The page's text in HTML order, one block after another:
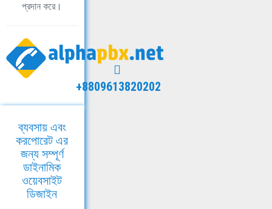
প্রদান করে।
+8809613820202
ব্যবসায় এবং
করপোরেট এর
জন্য সম্পূর্ণ
ডাইনামিক
ওয়েবসাইট
ডিজাইন